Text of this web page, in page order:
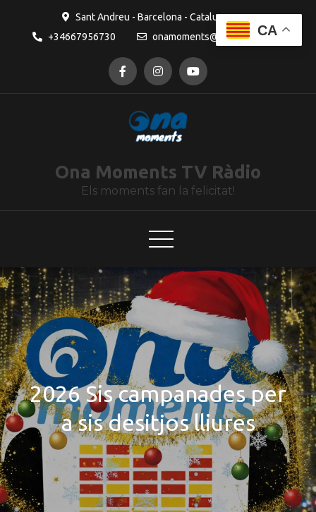
Sant Andreu - Barcelona - Catalunya
+34667956730
onamoments@gmail.com
Ona Moments TV Ràdio
Els moments fan la felicitat!
2026 Sis campanades per
a sis desitjos lliures
CA